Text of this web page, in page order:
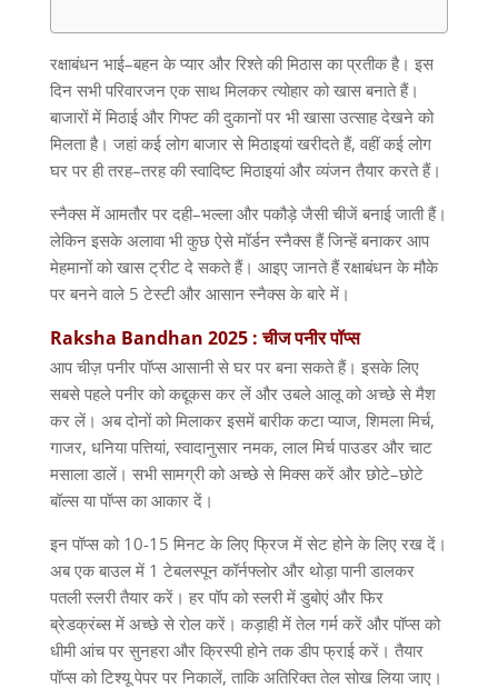
रक्षाबंधन भाई–बहन के प्यार और रिश्ते की मिठास का प्रतीक है। इस
दिन सभी परिवारजन एक साथ मिलकर त्योहार को खास बनाते हैं।
बाजारों में मिठाई और गिफ्ट की दुकानों पर भी खासा उत्साह देखने को
मिलता है। जहां कई लोग बाजार से मिठाइयां खरीदते हैं, वहीं कई लोग
घर पर ही तरह–तरह की स्वादिष्ट मिठाइयां और व्यंजन तैयार करते हैं।
स्नैक्स में आमतौर पर दही–भल्ला और पकौड़े जैसी चीजें बनाई जाती हैं।
लेकिन इसके अलावा भी कुछ ऐसे मॉर्डन स्नैक्स हैं जिन्हें बनाकर आप
मेहमानों को खास ट्रीट दे सकते हैं। आइए जानते हैं रक्षाबंधन के मौके
पर बनने वाले5 टेस्टी और आसान स्नैक्स के बारे में।
Raksha Bandhan 2025 :चीजपनीरपॉप्स
आप चीज़ पनीर पॉप्स आसानी से घर पर बना सकते हैं। इसके लिए
सबसे पहले पनीर को कद्दूकस कर लें और उबले आलू को अच्छे से मैश
कर लें। अब दोनों को मिलाकर इसमें बारीक कटा प्याज, शिमला मिर्च,
गाजर, धनिया पत्तियां, स्वादानुसार नमक, लाल मिर्च पाउडर और चाट
मसाला डालें। सभी सामग्री को अच्छे से मिक्स करें और छोटे–छोटे
बॉल्स या पॉप्स का आकार दें।
इन पॉप्स को10-15 मिनट के लिए फ्रिज में सेट होने के लिए रख दें।
अब एक बाउल में1 टेबलस्पून कॉर्नफ्लोर और थोड़ा पानी डालकर
पतली स्लरी तैयार करें। हर पॉप को स्लरी में डुबोएं और फिर
ब्रेडक्रंब्स में अच्छे से रोल करें। कड़ाही में तेल गर्म करें और पॉप्स को
धीमी आंच पर सुनहरा और क्रिस्पी होने तक डीप फ्राई करें। तैयार
पॉप्स को टिश्यू पेपर पर निकालें, ताकि अतिरिक्त तेल सोख लिया जाए।